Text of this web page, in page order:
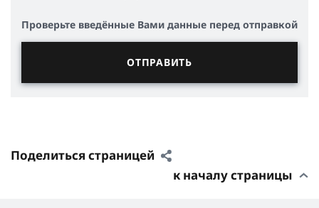
Проверьте введённые Вами данные перед отправкой
Поделиться страницей
к началу страницы